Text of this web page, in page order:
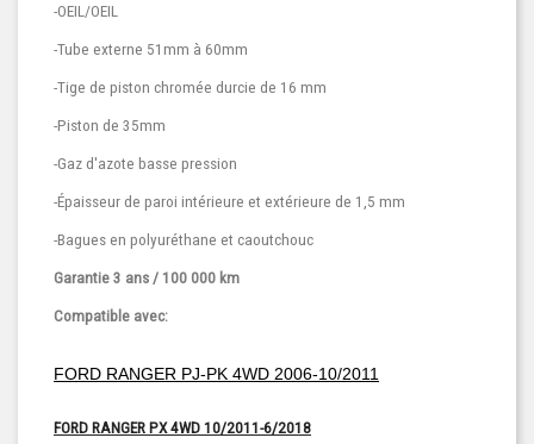
-OEIL/OEIL
-Tube externe 51mm à 60mm
-Tige de piston chromée durcie de 16 mm
-Piston de 35mm
-Gaz d'azote basse pression
-Épaisseur de paroi intérieure et extérieure de 1,5 mm
-Bagues en polyuréthane et caoutchouc
Garantie 3 ans / 100 000 km
Compatible avec:
FORD RANGER PJ-PK 4WD 2006-10/2011
FORD RANGER PX 4WD 10/2011-6/2018